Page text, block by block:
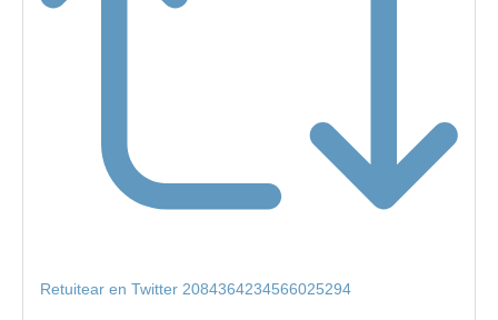
Retuitear en Twitter 2084364234566025294